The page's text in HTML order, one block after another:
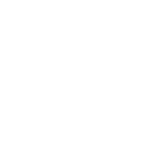
wisata